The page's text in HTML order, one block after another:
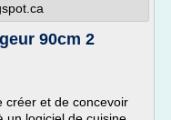
90cm 2
créer et de concevoir